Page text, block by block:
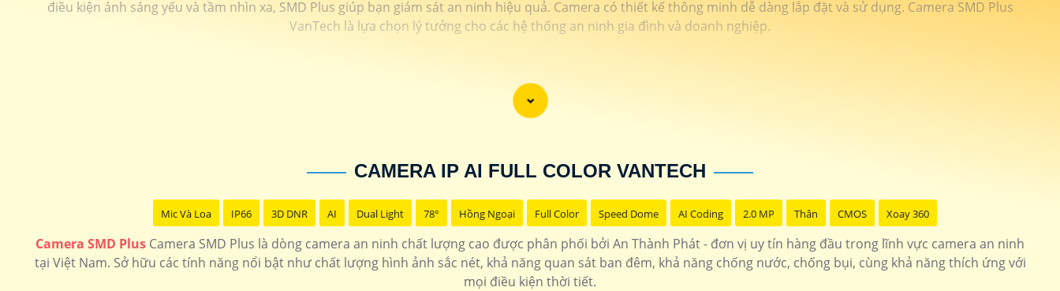
điều kiện ánh sáng yếu và tầm nhìn xa, SMD Plus giúp bạn giám sát an ninh hiệu quả. Camera có thiết kế thông minh dễ dàng lắp đặt và sử dụng. Camera SMD Plus
VanTech là lựa chọn lý tưởng cho các hệ thống an ninh gia đình và doanh nghiệp.
CAMERA IP AI FULL COLOR VANTECH
Mic Và Loa IP66 3D DNR AI Dual Light 78° Hồng Ngoại Full Color Speed Dome AI Coding 2.0 MP Thân CMOS Xoay 360
Camera SMD Plus Camera SMD Plus là dòng camera an ninh chất lượng cao được phân phối bởi An Thành Phát - đơn vị uy tín hàng đầu trong lĩnh vực camera an ninh
tại Việt Nam. Sở hữu các tính năng nổi bật như chất lượng hình ảnh sắc nét, khả năng quan sát ban đêm, khả năng chống nước, chống bụi, cùng khả năng thích ứng với
mọi điều kiện thời tiết.